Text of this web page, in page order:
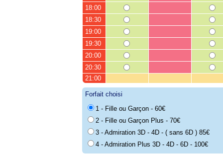
18:00
18:30
19:00
19:30
20:00
20:30
21:00
Forfait choisi
1 - Fille ou Garçon - 60€
2 - Fille ou Garçon Plus - 70€
3 - Admiration 3D - 4D - ( sans 6D ) 85€
4 - Admiration Plus 3D - 4D - 6D - 100€